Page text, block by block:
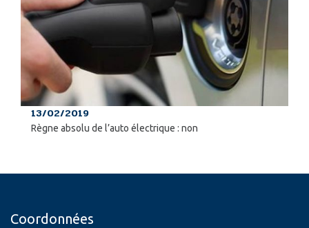
13/02/2019
Règne absolu de l’auto électrique : non
Coordonnées